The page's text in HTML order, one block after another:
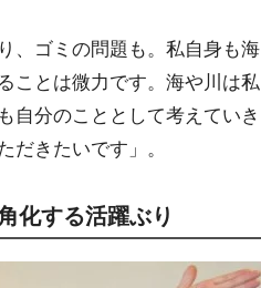
、ゴミの問題も。私自身も海
ことは微力です。海や川は私
自分のこととして考えていき
だきたいです」。
化する活躍ぶり